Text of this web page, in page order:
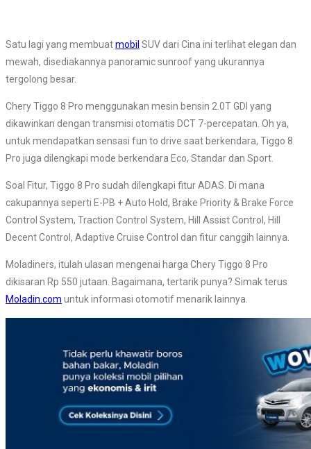
Satu lagi yang membuatmobil SUV dari Cina ini terlihat elegan dan
mewah, disediakannya panoramic sunroof yang ukurannya
tergolong besar.
Chery Tiggo 8 Pro menggunakan mesin bensin 2.0T GDI yang
dikawinkan dengan transmisi otomatis DCT 7-percepatan. Oh ya,
untuk mendapatkan sensasi fun to drive saat berkendara, Tiggo 8
Pro juga dilengkapi mode berkendara Eco, Standar dan Sport.
Soal Fitur, Tiggo 8 Pro sudah dilengkapi fitur ADAS. Di mana
cakupannya seperti E-PB + Auto Hold, Brake Priority & Brake Force
Control System, Traction Control System, Hill Assist Control, Hill
Decent Control, Adaptive Cruise Control dan fitur canggih lainnya.
Moladiners, itulah ulasan mengenai harga Chery Tiggo 8 Pro
dikisaran Rp 550 jutaan. Bagaimana, tertarik punya? Simak terus
Moladin.com untuk informasi otomotif menarik lainnya.